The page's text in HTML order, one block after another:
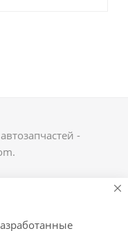
-
avtovs@yandex.ru